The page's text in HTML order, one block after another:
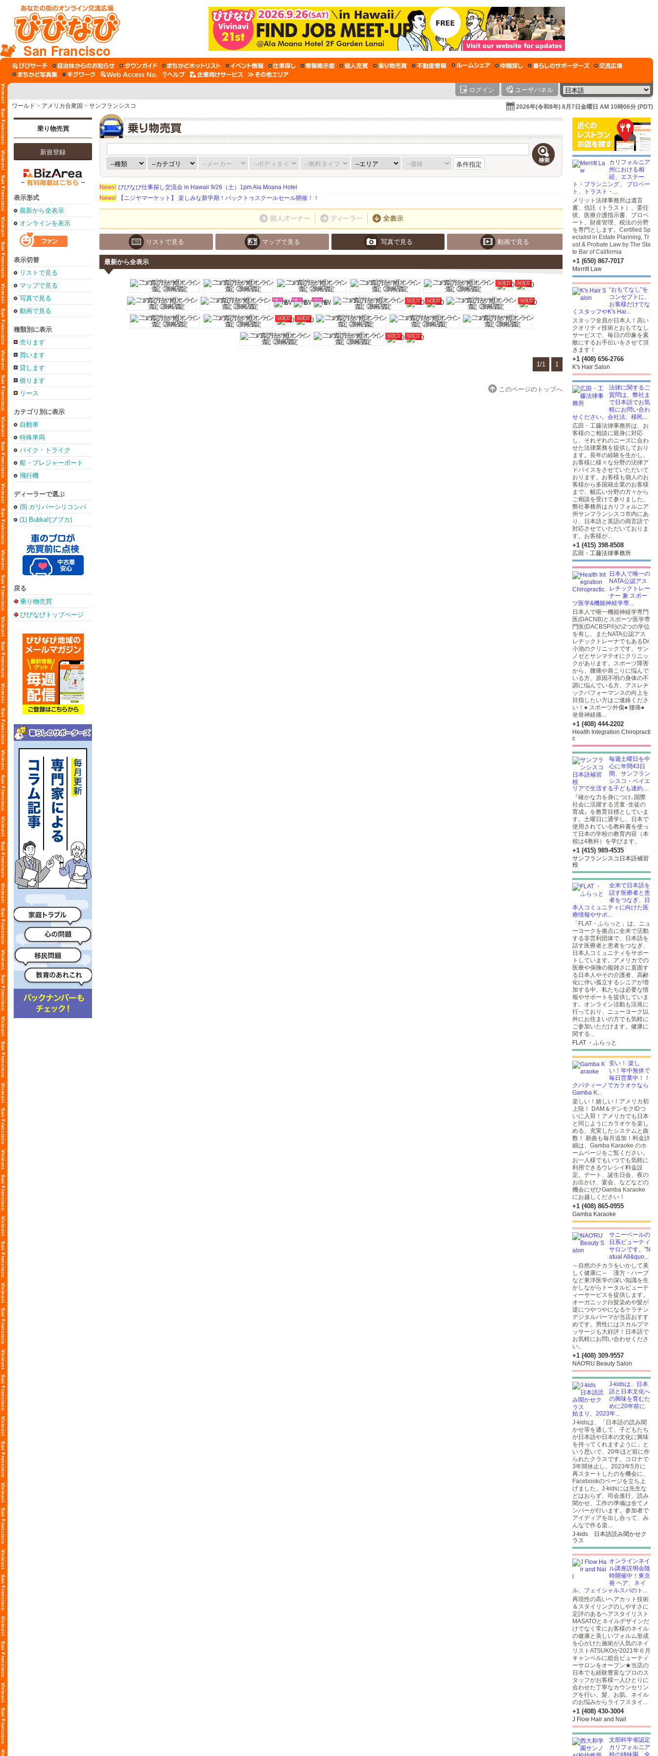
San Francisco
ログイン ユーザパネル
ワールド > アメリカ合衆国 > サンフランシスコ 2026年(令和8年) 8月7日金曜日 AM 10時06分 (PDT)
乗り物売買
新規登録
表示形式
最新から全表示
オンラインを表示
表示切替
リストで見る
マップで見る
写真で見る
動画で見る
種類別に表示
売ります
買います
貸します
借ります
リース
カテゴリ別に表示
自動車
特殊車両
バイク・トライク
船・プレジャーボート
飛行機
ディーラーで選ぶ
(8) ガリバーシリコンバ
レー店
(1) Bubka!(ブブカ)
戻る
乗り物売買
びびなびトップページ
条件指定
News! びびなび仕事探し交流会 in Hawaii 9/26（土）1pm Ala Moana Hotel
News!
【ニジヤマーケット】 楽しみな新学期！バックトゥスクールセール開催！！
リストで見る マップで見る 写真で見る 動画で見る
最新から全表示
SOLD SOLD
SOLD SOLD SOLD
SOLD SOLD
SOLD SOLD
1/1 1
このページのトップへ
カリフォルニア
州における相
続、エステー
ト・プランニング、 プロベー
ト、トラスト・...
メリット法律事務所は遺言
書、信託（トラスト）、委任
状、医療介護指示書、プロベ
ート、財産管理、税法の分野
を専門とします。Certified Sp
ecialist in Estate Planning, Tr
ust & Probate Law by The Sta
te Bar of California
+1 (650) 867-7017
Merritt Law
“おもてなし”を
コンセプトに、
お客様だけでな
くスタッフやK's Hai...
スタッフ全員が日本人！高い
クオリティ技術とおもてなし
サービスで、毎日の印象を素
敵にするお手伝いをさせて頂
きます！
+1 (408) 656-2766
K's Hair Salon
法律に関するご
質問は、弊社ま
で日本語でお気
軽にお問い合わ
せください。会社法、移民...
広田・工藤法律事務所は、お
客様のご相談に親身に対応
し、それぞれのニーズに合わ
せた法律業務を提供しており
ます。長年の経験を生かし、
お客様に様々な分野の法律ア
ドバイスをさせていただいて
おります。お客様も個人のお
客様から多国籍企業のお客様
まで、幅広い分野の方々から
ご相談を受けて参りました。
弊社事務所はカリフォルニア
州サンフランシスコ市内にあ
り、日本語と英語の両言語で
対応させていただいておりま
す。お客様が...
+1 (415) 398-8508
広田・工藤法律事務所
日本人で唯一の
NATA公認アス
レチックトレー
ナー 兼 スポー
ツ医学&機能神経学専...
日本人で唯一機能神経学専門
医(DACNB)とスポーツ医学専
門医(DACBSP®)の2つの学位
を有し、またNATA公認アス
レチックトレーナでもあるDr.
小池のクリニックです。サン
ノゼとサンマテオにクリニッ
クがあります。スポーツ障害
から、腰痛や肩こりに悩んで
いる方、原因不明の身体の不
調に悩んでいる方、アスレチ
ックパフォーマンスの向上を
目指したい方はご連絡くださ
い！● スポーツ外傷● 腰痛●
坐骨神経痛...
+1 (408) 444-2202
Health Integration Chiropracti
c
毎週土曜日を中
心に年間43日
間、サンフラン
シスコ・ベイエ
リアで生活する子ども達約...
『確かな力を身につけ､国際
社会に活躍する児童･生徒の
育成』を教育目標としていま
す。土曜日に通学し、日本で
使用されている教科書を使っ
て日本の学校の教育内容（本
校は4教科）を学びます。
+1 (415) 989-4535
サンフランシスコ日本語補習
校
全米で日本語を
話す医療者と患
者をつなぎ、日
本人コミュニティに向けた医
療情報やサポ...
「FLAT・ふらっと」は、ニュ
ーヨークを拠点に全米で活動
する非営利団体で、日本語を
話す医療者と患者をつなぎ、
日本人コミュニティをサポー
トしています。アメリカでの
医療や保険の複雑さに直面す
る日本人やその介護者、高齢
化に伴い孤立するシニアが増
加する中、私たちは必要な情
報やサポートを提供していま
す。オンライン活動も活発に
行っており、ニューヨーク以
外にお住まいの方でも気軽に
ご参加いただけます。健康に
関する...
FLAT ・ふらっと
安い！ 楽し
い！年中無休で
毎日営業中！！
クパティーノでカラオケなら
Gamba K...
楽しい！嬉しい！アメリカ初
上陸！ DAM＆デンモクIDつ
いに入荷！アメリカでも日本
と同じようにカラオケを楽し
める、充実したシステムと曲
数！ 新曲も毎月追加！料金詳
細は、Gamba Karaoke のホ
ームページをご覧ください。
お一人様でもいつでも気軽に
利用できるウレシイ料金設
定。デート、誕生日会、夜の
お出かけ、宴会、などなどの
機会にぜひGamba Karaoke
にお越しください！
+1 (408) 865-0955
Gamba Karaoke
サニーベールの
日系ビューティ
サロンです。"N
atual All&quo...
～自然のチカラをいかして美
しく健康に～ 漢方・ハーブ
など東洋医学の深い知識を生
かしながらトータルビューテ
ィーサービスを提供します。
オーガニック白髪染めや髪が
逆につやつやになるケラチン
デジタルパーマが当店おすす
めです。男性にはスカルプマ
ッサージも大好評！日本語で
お気軽にお問い合わせくださ
い。
+1 (408) 309-9557
NAO'RU Beauty Salon
J-kidsは、日本
語と日本文化へ
の興味を育むた
めに20年前に
始まり、2023年...
J-kidsは、「日本語の読み聞
かせ等を通して、子どもたち
が日本語や日本の文化に興味
を持ってくれますように」と
いう思いで、20年ほど前に作
られたクラスです。コロナで
3年間休止し、2023年5月に
再スタートしたのを機会に、
Facebookのページを立ち上
げました。J-kidsには先生な
どはおらず、司会進行、読み
聞かせ、工作の準備は全てメ
ンバーが行います。参加者で
アイディアを出し合って、み
んなで作る楽...
J-kids 日本語読み聞かせク
ラス
オンラインネイ
ル講座説明会随
時開催中！東京
発 ヘア、ネイ
ル、フェイシャルスパのト...
再現性の高いヘアカット技術
＆スタイリングのしやすさに
定評のあるヘアスタイリスト
MASATOとネイルデザインだ
けでなく常にお客様のネイル
の健康と美しいフォルム形成
を心がけた施術が人気のネイ
リストATSUKOが2021年６月
キャンベルに総合ビューティ
ーサロンをオープン★当店の
日本でも経験豊富なプロのス
タッフがお客様一人ひとりに
合わせた丁寧なカウンセリン
グを行い、髪、お肌、ネイル
のお悩みからライフスタイ...
+1 (408) 430-3004
J Flow Hair and Nail
文部科学省認定
カリフォルニア
校の姉妹園、全